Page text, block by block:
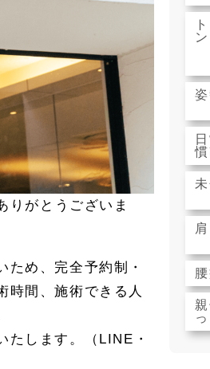
りがとうございま
め、完全予約制・
時間、施術できる人
たします。（LINE・